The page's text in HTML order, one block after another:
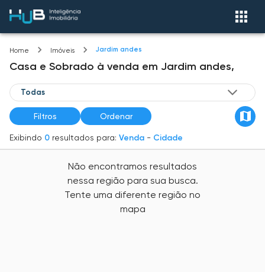
Home Imóveis Jardim andes
Casa e Sobrado à venda em Jardim andes,
Filtros Ordenar
Exibindo 0 resultados para: Venda - Cidade
Não encontramos resultados
nessa região para sua busca.
Tente uma diferente região no
mapa